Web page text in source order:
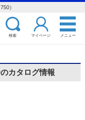
）
検索 マイページ メニュー
カタログ情報